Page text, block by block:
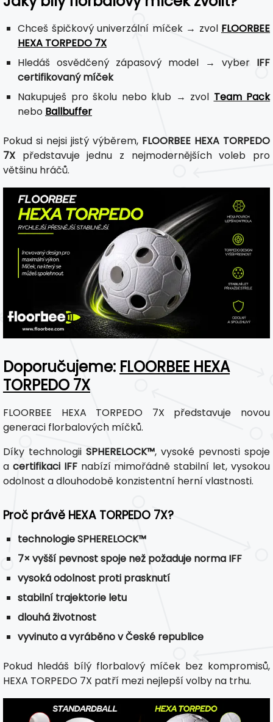
Chceš špičkový univerzální míček → zvol FLOORBEE
HEXA TORPEDO 7X
Hledáš osvědčený zápasový model → vyber IFF
certifikovaný míček
Nakupuješ pro školu nebo klub → zvol Team Pack
nebo Ballbuffer
Pokud si nejsi jistý výběrem, FLOORBEE HEXA TORPEDO
7X představuje jednu z nejmodernějších voleb pro
většinu hráčů.
Doporučujeme: FLOORBEE HEXA
TORPEDO 7X
FLOORBEE HEXA TORPEDO 7X představuje novou
generaci florbalových míčků.
Díky technologii SPHERELOCK™, vysoké pevnosti spoje
a certifikaci IFFnabízí mimořádně stabilní let, vysokou
odolnost a dlouhodobě konzistentní herní vlastnosti.
Proč právě HEXA TORPEDO 7X?
technologie SPHERELOCK™
7× vyšší pevnost spoje než požaduje norma IFF
vysoká odolnost proti prasknutí
stabilní trajektorie letu
dlouhá životnost
vyvinuto a vyráběno v České republice
Pokud hledáš bílý florbalový míček bez kompromisů,
HEXA TORPEDO 7X patří mezi nejlepší volby na trhu.